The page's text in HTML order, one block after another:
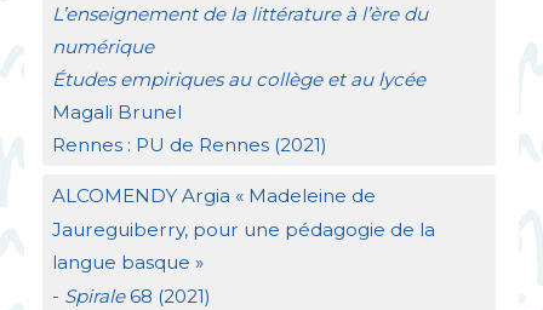
L’enseignement de la littérature à l’ère du
numérique
Études empiriques au collège et au lycée
Magali Brunel
Rennes : PU de Rennes (2021)
ALCOMENDYArgia « Madeleine de
Jaureguiberry, pour une pédagogie de la
langue basque »
- Spirale68 (2021)